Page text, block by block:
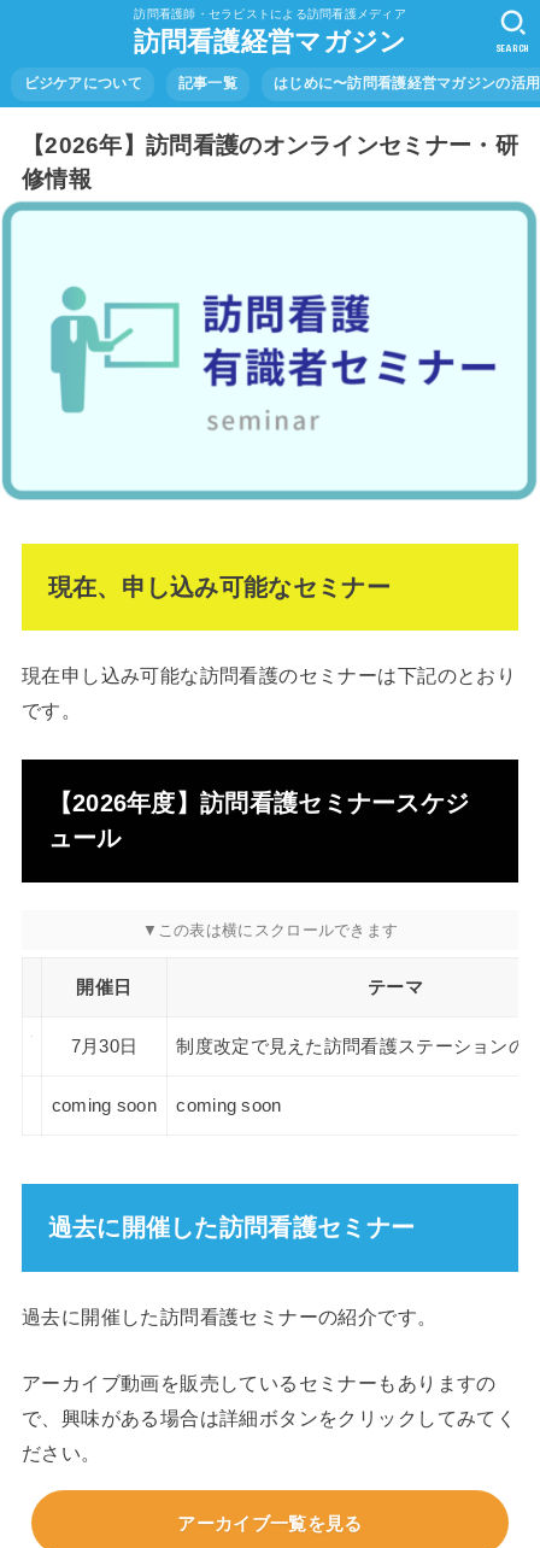
訪問看護師・セラピストによる訪問看護メディア
訪問看護経営マガジン
ビジケアについて 記事一覧 はじめに〜訪問看護経営マガジンの活
SEARCH
【2026年】訪問看護のオンラインセミナー・研
修情報
現在、申し込み可能なセミナー
現在申し込み可能な訪問看護のセミナーは下記のとおり
です。
【2026年度】訪問看護セミナースケジ
ュール
開催日 テーマ
7月30日 制度改定で見えた訪問看護ステーションの“
coming soon coming soon
過去に開催した訪問看護セミナー
過去に開催した訪問看護セミナーの紹介です。
アーカイブ動画を販売しているセミナーもありますの
で、興味がある場合は詳細ボタンをクリックしてみてく
ださい。
アーカイブ一覧を見る